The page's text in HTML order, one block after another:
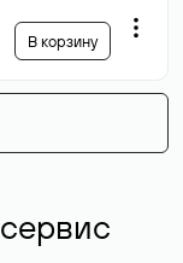
В корзину